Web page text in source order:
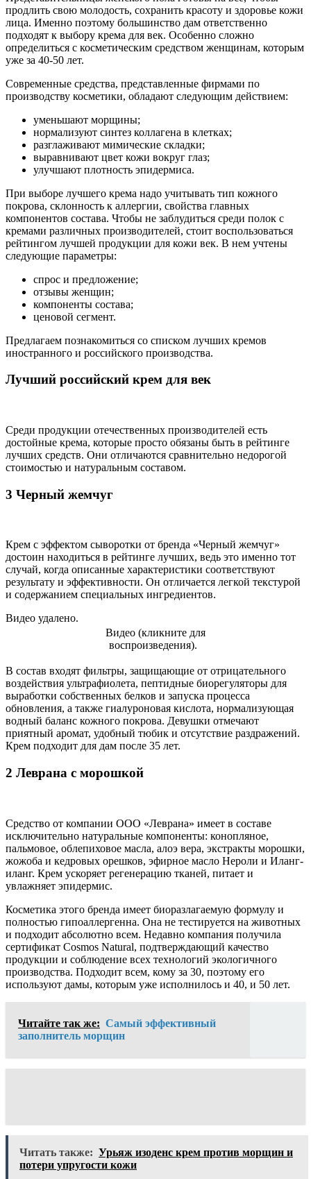
продлить свою молодость, сохранить красоту и здоровье кожи
лица. Именно поэтому большинство дам ответственно
подходят к выбору крема для век. Особенно сложно
определиться с косметическим средством женщинам, которым
уже за 40-50 лет.
Современные средства, представленные фирмами по
производству косметики, обладают следующим действием:
уменьшают морщины;
нормализуют синтез коллагена в клетках;
разглаживают мимические складки;
выравнивают цвет кожи вокруг глаз;
улучшают плотность эпидермиса.
При выборе лучшего крема надо учитывать тип кожного
покрова, склонность к аллергии, свойства главных
компонентов состава. Чтобы не заблудиться среди полок с
кремами различных производителей, стоит воспользоваться
рейтингом лучшей продукции для кожи век. В нем учтены
следующие параметры:
спрос и предложение;
отзывы женщин;
компоненты состава;
ценовой сегмент.
Предлагаем познакомиться со списком лучших кремов
иностранного и российского производства.
Лучший российский крем для век
Среди продукции отечественных производителей есть
достойные крема, которые просто обязаны быть в рейтинге
лучших средств. Они отличаются сравнительно недорогой
стоимостью и натуральным составом.
3 Черный жемчуг
Крем с эффектом сыворотки от бренда «Черный жемчуг»
достоин находиться в рейтинге лучших, ведь это именно тот
случай, когда описанные характеристики соответствуют
результату и эффективности. Он отличается легкой текстурой
и содержанием специальных ингредиентов.
Видео удалено.
Видео (кликните для
воспроизведения).
В состав входят фильтры, защищающие от отрицательного
воздействия ультрафиолета, пептидные биорегуляторы для
выработки собственных белков и запуска процесса
обновления, а также гиалуроновая кислота, нормализующая
водный баланс кожного покрова. Девушки отмечают
приятный аромат, удобный тюбик и отсутствие раздражений.
Крем подходит для дам после 35 лет.
2 Леврана с морошкой
Средство от компании ООО «Леврана» имеет в составе
исключительно натуральные компоненты: конопляное,
пальмовое, облепиховое масла, алоэ вера, экстракты морошки,
жожоба и кедровых орешков, эфирное масло Нероли и Иланг-
иланг. Крем ускоряет регенерацию тканей, питает и
увлажняет эпидермис.
Косметика этого бренда имеет биоразлагаемую формулу и
полностью гипоаллергенна. Она не тестируется на животных
и подходит абсолютно всем. Недавно компания получила
сертификат Cosmos Natural, подтверждающий качество
продукции и соблюдение всех технологий экологичного
производства. Подходит всем, кому за 30, поэтому его
используют дамы, которым уже исполнилось и 40, и 50 лет.
Читайте так же: Самый эффективный
заполнитель морщин
Читать также: Урьяж изоденс крем против морщин и
потери упругости кожи